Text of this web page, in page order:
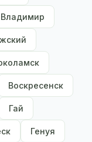
Владимир
Воскресенск
Гай
Генуя